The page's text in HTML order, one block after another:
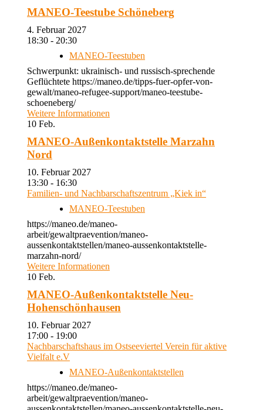
MANEO-Teestube Schöneberg
4. Februar 2027
18:30 - 20:30
MANEO-Teestuben
Schwerpunkt: ukrainisch- und russisch-sprechende
Geflüchtete https://maneo.de/tipps-fuer-opfer-von-
gewalt/maneo-refugee-support/maneo-teestube-
schoeneberg/
Weitere Informationen
10 Feb.
MANEO-Außenkontaktstelle Marzahn
Nord
10. Februar 2027
13:30 - 16:30
Familien- und Nachbarschaftszentrum „Kiek in“
MANEO-Teestuben
https://maneo.de/maneo-
arbeit/gewaltpraevention/maneo-
aussenkontaktstellen/maneo-aussenkontaktstelle-
marzahn-nord/
Weitere Informationen
10 Feb.
MANEO-Außenkontaktstelle Neu-
Hohenschönhausen
10. Februar 2027
17:00 - 19:00
Nachbarschaftshaus im Ostseeviertel Verein für aktive
Vielfalt e.V
MANEO-Außenkontaktstellen
https://maneo.de/maneo-
arbeit/gewaltpraevention/maneo-